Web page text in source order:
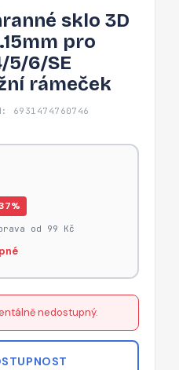
sklo 3D
pro
5/6/SE
rámeček
6931474760746
od 99 Kč
nedostupný.